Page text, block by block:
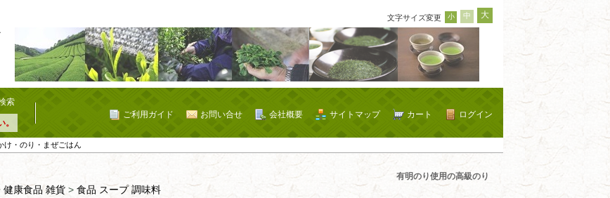
文字サイズ変更 小 中 大
索
ログイン
カート
サイトマップ
会社概要
お問い合せ
ご利用ガイド
け・のり・まぜごはん
有明のり使用の高級のり
健康食品 雑貨 > 食品 スープ 調味料